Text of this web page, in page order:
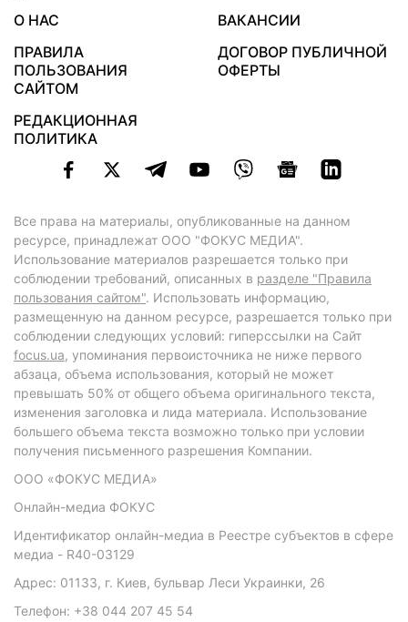
О НАС
ВАКАНСИИ
ПРАВИЛА
ПОЛЬЗОВАНИЯ
САЙТОМ
ДОГОВОР ПУБЛИЧНОЙ
ОФЕРТЫ
РЕДАКЦИОННАЯ
ПОЛИТИКА
Все права на материалы, опубликованные на данном
ресурсе, принадлежат ООО "ФОКУС МЕДИА".
Использование материалов разрешается только при
соблюдении требований, описанных в разделе "Правила
пользования сайтом". Использовать информацию,
размещенную на данном ресурсе, разрешается только при
соблюдении следующих условий: гиперссылки на Сайт
focus.ua, упоминания первоисточника не ниже первого
абзаца, объема использования, который не может
превышать 50% от общего объема оригинального текста,
изменения заголовка и лида материала. Использование
большего объема текста возможно только при условии
получения письменного разрешения Компании.
ООО «ФОКУС МЕДИА»
Онлайн-медиа ФОКУС
Идентификатор онлайн-медиа в Реестре субъектов в сфере
медиа - R40-03129
Адрес: 01133, г. Киев, бульвар Леси Украинки, 26
Телефон: +38 044 207 45 54